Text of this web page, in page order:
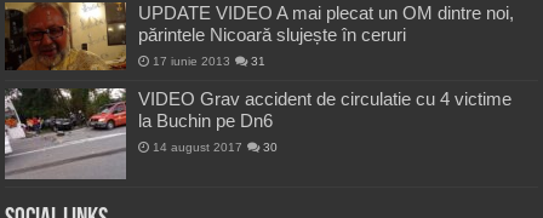
UPDATE VIDEO A mai plecat un OM dintre noi,
părintele Nicoară slujește în ceruri
17 iunie 2013 31
VIDEO Grav accident de circulatie cu 4 victime
la Buchin pe Dn6
14 august 2017 30